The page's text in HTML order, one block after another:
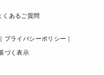
くあるご質問
プライバシーポリシー
づく表示